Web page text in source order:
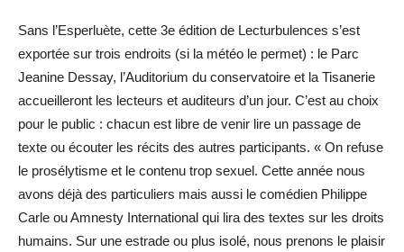
Sans l’Esperluète, cette 3e édition de Lecturbulences s’est
exportée sur trois endroits (si la météo le permet) : le Parc
Jeanine Dessay, l’Auditorium du conservatoire et la Tisanerie
accueilleront les lecteurs et auditeurs d’un jour. C’est au choix
pour le public : chacun est libre de venir lire un passage de
texte ou écouter les récits des autres participants. « On refuse
le prosélytisme et le contenu trop sexuel. Cette année nous
avons déjà des particuliers mais aussi le comédien Philippe
Carle ou Amnesty International qui lira des textes sur les droits
humains. Sur une estrade ou plus isolé, nous prenons le plaisir